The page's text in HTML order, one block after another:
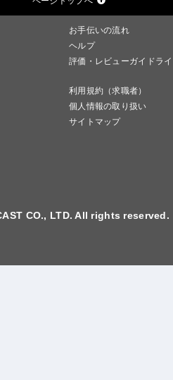
お手伝いの流れ
ヘルプ
評価・レビューガイドラ
利用規約（求職者）
個人情報の取り扱い
サイトマップ
CO., LTD. All rights reserved.